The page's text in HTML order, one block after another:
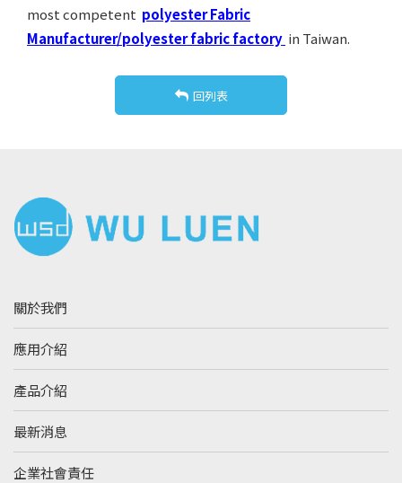
most competent polyester Fabric
Manufacturer/polyester fabric factory in Taiwan.
回列表
關於我們
應用介紹
產品介紹
最新消息
企業社會責任